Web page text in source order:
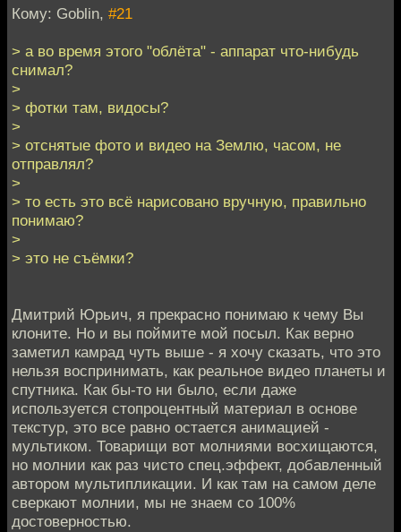
Кому: Goblin, #21
> а во время этого "облёта" - аппарат что-нибудь
снимал?
>
> фотки там, видосы?
>
> отснятые фото и видео на Землю, часом, не
отправлял?
>
> то есть это всё нарисовано вручную, правильно
понимаю?
>
> это не съёмки?
Дмитрий Юрьич, я прекрасно понимаю к чему Вы
клоните. Но и вы поймите мой посыл. Как верно
заметил камрад чуть выше - я хочу сказать, что это
нельзя воспринимать, как реальное видео планеты и
спутника. Как бы-то ни было, если даже
используется стопроцентный материал в основе
текстур, это все равно остается анимацией -
мультиком. Товарищи вот молниями восхищаются,
но молнии как раз чисто спец.эффект, добавленный
автором мультипликации. И как там на самом деле
сверкают молнии, мы не знаем со 100%
достоверностью.